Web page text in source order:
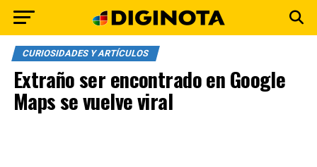
CURIOSIDADES Y ARTÍCULOS
Extraño ser encontrado en Google
Maps se vuelve viral